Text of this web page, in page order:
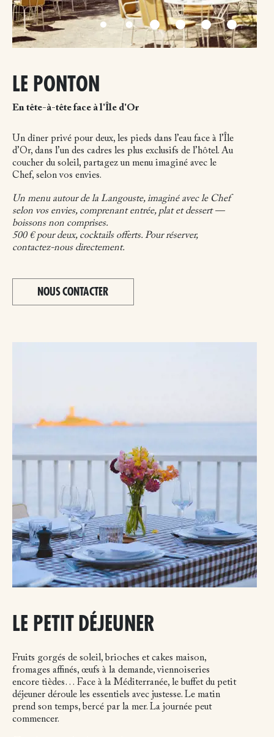
LE PONTON
En tête-à-tête face à l'Île d'Or
Un dîner privé pour deux, les pieds dans l’eau face à l’Île
d’Or, dans l’un des cadres les plus exclusifs de l’hôtel. Au
coucher du soleil, partagez un menu imaginé avec le
Chef, selon vos envies.
Un menu autour de la Langouste, imaginé avec le Chef
selon vos envies, comprenant entrée, plat et dessert —
boissons non comprises.
500 € pour deux, cocktails offerts. Pour réserver,
contactez-nous directement.
NOUS CONTACTER
LE PETIT DÉJEUNER
Fruits gorgés de soleil, brioches et cakes maison,
fromages affinés, œufs à la demande, viennoiseries
encore tièdes… Face à la Méditerranée, le buffet du petit
déjeuner déroule les essentiels avec justesse. Le matin
prend son temps, bercé par la mer. La journée peut
commencer.